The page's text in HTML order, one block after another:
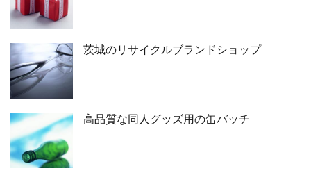
茨城のリサイクルブランドショップ
高品質な同人グッズ用の缶バッチ